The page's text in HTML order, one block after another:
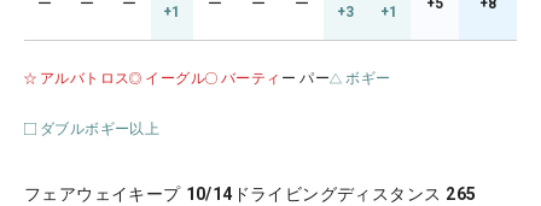
ー ー ー +1 ー ー ー +3 +1 +5 +8
アルバトロス イーグル バーティ ー パー ボギー
ダブルボギー以上
フェアウェイキープ 10/14 ドライビングディスタンス 265